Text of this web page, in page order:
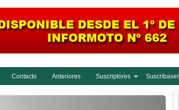
Contacto Anteriores Suscriptores Suscríbase!